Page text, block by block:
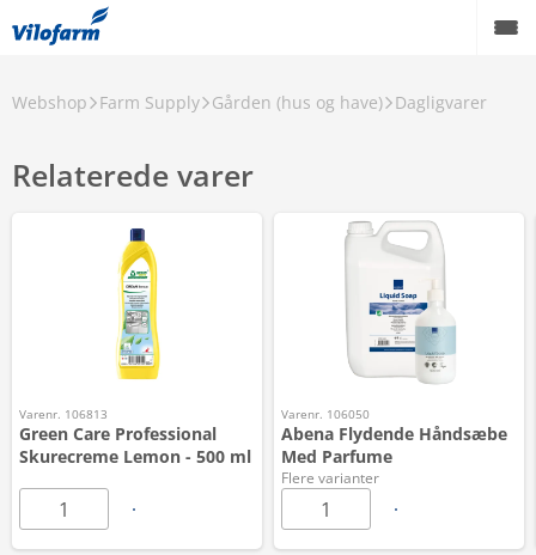
Webshop Farm Supply Gården (hus og have) Dagligvarer
Relaterede varer
Varenr. 106813
Green Care Professional
Skurecreme Lemon - 500 ml
Varenr. 106050
Abena Flydende Håndsæbe
Med Parfume
Flere varianter